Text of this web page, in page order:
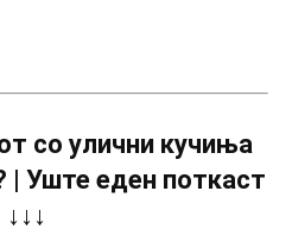
со улични кучиња
Уште еден поткаст
↓↓↓